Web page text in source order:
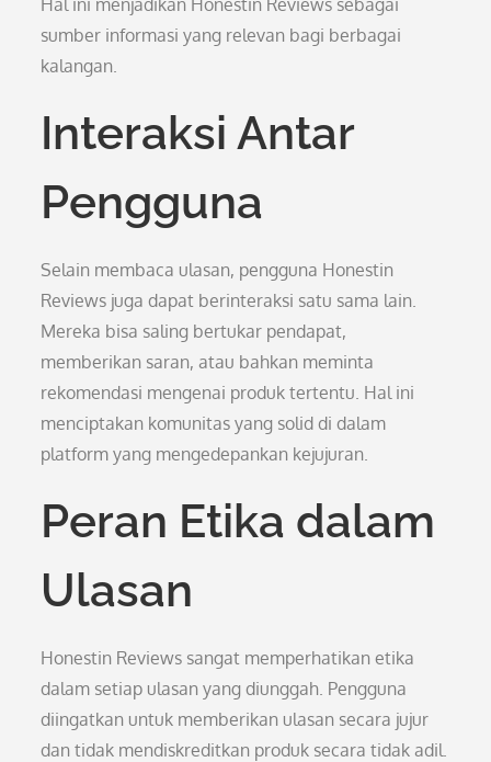
Hal ini menjadikan Honestin Reviews sebagai
sumber informasi yang relevan bagi berbagai
kalangan.
Interaksi Antar
Pengguna
Selain membaca ulasan, pengguna Honestin
Reviews juga dapat berinteraksi satu sama lain.
Mereka bisa saling bertukar pendapat,
memberikan saran, atau bahkan meminta
rekomendasi mengenai produk tertentu. Hal ini
menciptakan komunitas yang solid di dalam
platform yang mengedepankan kejujuran.
Peran Etika dalam
Ulasan
Honestin Reviews sangat memperhatikan etika
dalam setiap ulasan yang diunggah. Pengguna
diingatkan untuk memberikan ulasan secara jujur
dan tidak mendiskreditkan produk secara tidak adil.